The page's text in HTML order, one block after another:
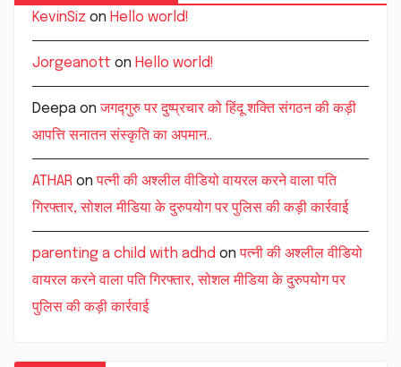
KevinSiz on Hello world!
Jorgeanott on Hello world!
Deepa onजगद्गुरु पर दुष्प्रचार को हिंदू शक्ति संगठन की कड़ी
आपत्ति सनातन संस्कृति का अपमान..
ATHAR onपत्नी की अश्लील वीडियो वायरल करने वाला पति
गिरफ्तार, सोशल मीडिया के दुरुपयोग पर पुलिस की कड़ी कार्रवाई
parenting a child with adhd onपत्नी की अश्लील वीडियो
वायरल करने वाला पति गिरफ्तार, सोशल मीडिया के दुरुपयोग पर
पुलिस की कड़ी कार्रवाई